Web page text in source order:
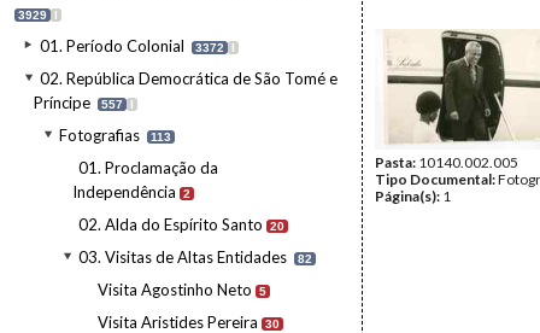
3929 I
01. Período Colonial 3372 I
02. República Democrática de São Tomé e
Príncipe
557 I
Fotografias 113
01. Proclamação da
Independência
2
02. Alda do Espírito Santo 20
03. Visitas de Altas Entidades 82
Visita Agostinho Neto 5
Visita Aristides Pereira 30
Pasta: 10140.002.005
Tipo Documental:
Página(s): 1